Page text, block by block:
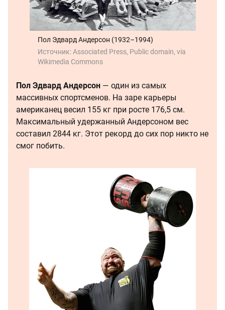
Пол Эдвард Андерсон (1932–1994)
Источник:Associated Press, Public domain, via
Wikimedia Commons
Пол Эдвард Андерсон — один из самых
массивных спортсменов. На заре карьеры
американец весил 155 кг при росте 176,5 см.
Максимальный удержанный Андерсоном вес
составил 2844 кг. Этот рекорд до сих пор никто не
смог побить.